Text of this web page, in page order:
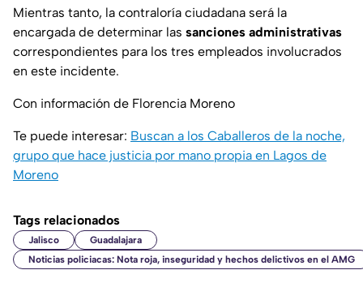
Mientras tanto, la contraloría ciudadana será la
encargada de determinar las sanciones administrativas
correspondientes para los tres empleados involucrados
en este incidente.
Con información de Florencia Moreno
Te puede interesar: Buscan a los Caballeros de la noche,
grupo que hace justicia por mano propia en Lagos de
Moreno
Tags relacionados
Jalisco
Guadalajara
Noticias policiacas: Nota roja, inseguridad y hechos delictivos en el AMG